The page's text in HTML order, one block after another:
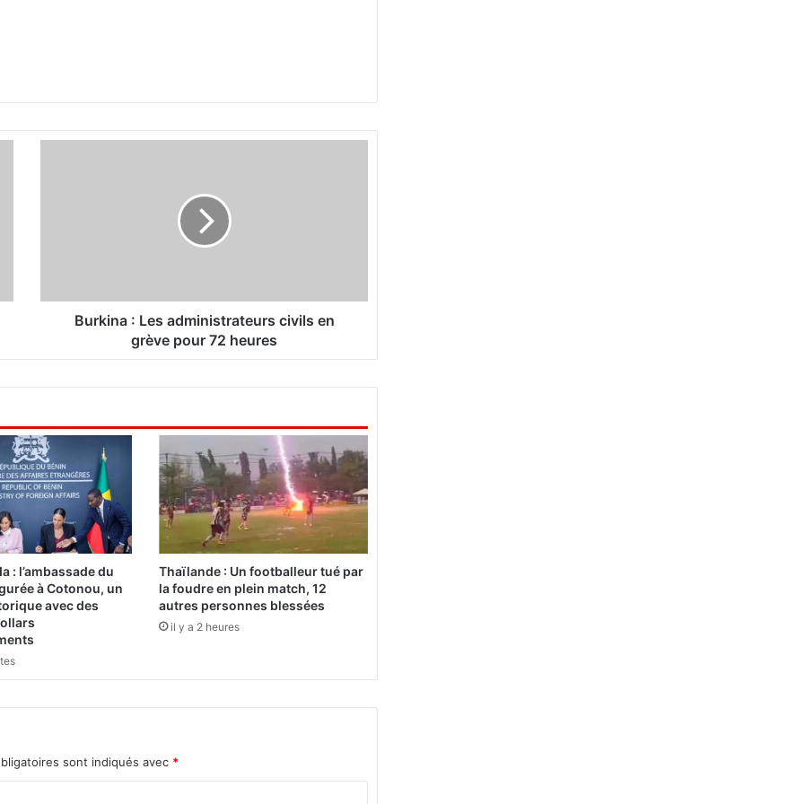
L
a
n
i
s
t
a
t
e
u
r
v
n
Burkina : Les administrateurs civils en
grève pour 72 heures
: l’ambassade du
à Cotonou, un
avec des
Thaïlande : Un footballeur tué par
la foudre en plein match, 12
autres personnes blessées
il y a 2 heures
sont indiqués avec *